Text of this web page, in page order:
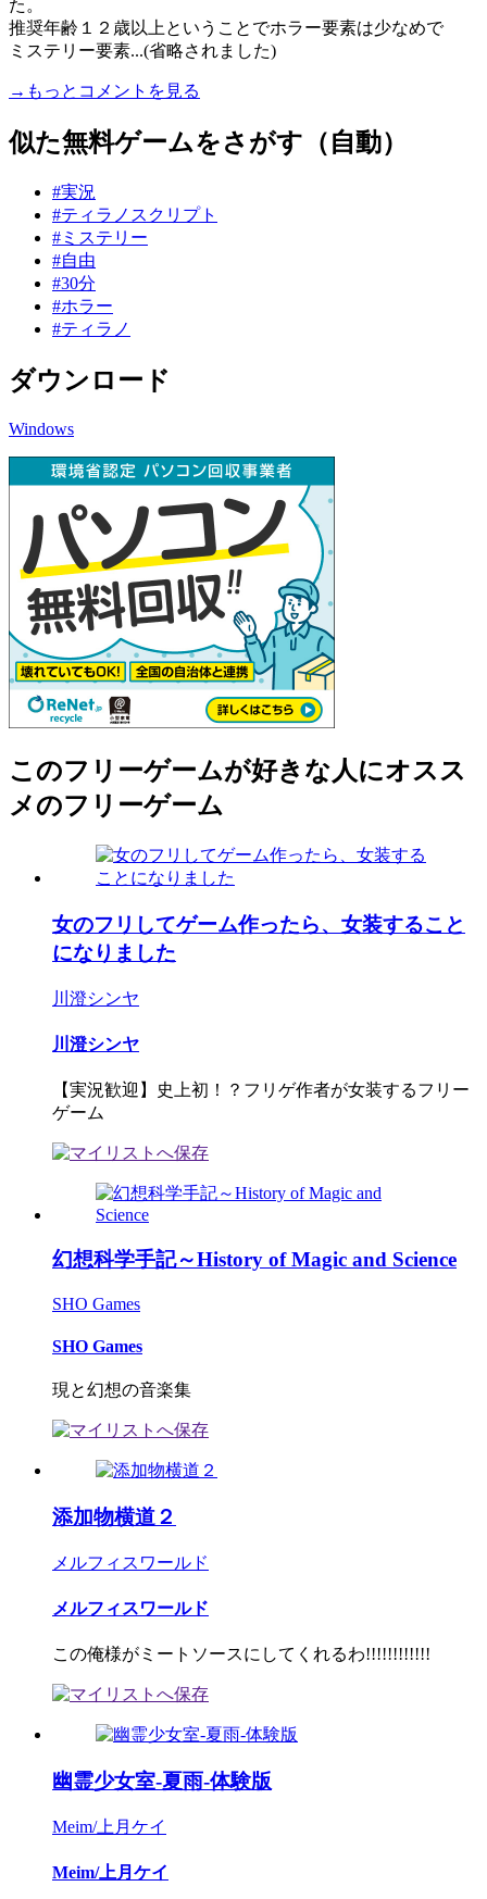
た。
推奨年齢１２歳以上ということでホラー要素は少なめで
ミステリー要素...(省略されました)
→もっとコメントを見る
似た無料ゲームをさがす（自動）
#実況
#ティラノスクリプト
#ミステリー
#自由
#30分
#ホラー
#ティラノ
ダウンロード
Windows
このフリーゲームが好きな人にオスス
メのフリーゲーム
女のフリしてゲーム作ったら、女装すること
になりました
川澄シンヤ
川澄シンヤ
【実況歓迎】史上初！？フリゲ作者が女装するフリー
ゲーム
幻想科学手記～History of Magic and Science
SHO Games
SHO Games
現と幻想の音楽集
添加物横道２
メルフィスワールド
メルフィスワールド
この俺様がミートソースにしてくれるわ!!!!!!!!!!!!
幽霊少女室-夏雨-体験版
Meim/上月ケイ
Meim/上月ケイ